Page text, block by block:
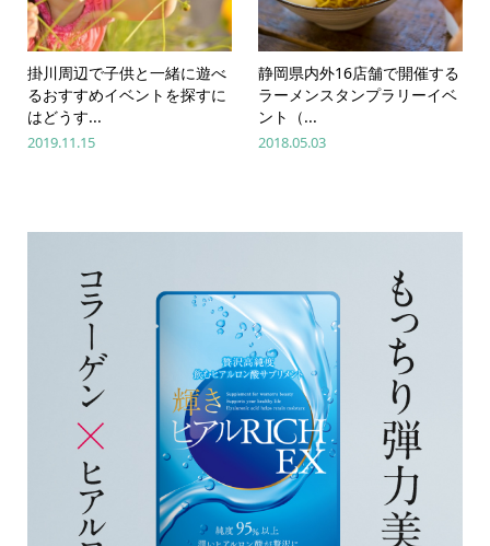
掛川周辺で子供と一緒に遊べ
るおすすめイベントを探すに
はどうす...
2019.11.15
静岡県内外16店舗で開催する
ラーメンスタンプラリーイベ
ント（...
2018.05.03